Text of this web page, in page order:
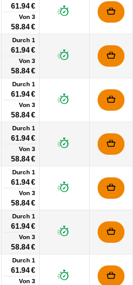
61.94 €
Von 3
58.84 €
Durch 1
61.94 €
Von 3
58.84 €
Durch 1
61.94 €
Von 3
58.84 €
Durch 1
61.94 €
Von 3
58.84 €
Durch 1
61.94 €
Von 3
58.84 €
Durch 1
61.94 €
Von 3
58.84 €
Durch 1
61.94 €
Von 3